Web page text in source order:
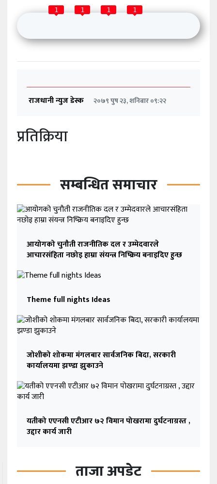
1 1 1 1
राजधानी न्युज डेस्क २०७९ पुष २३, शनिबार ०९:२२
प्रतिक्रिया
सम्बन्धित समाचार
आयोगको चुनौती राजनीतिक दल र उम्मेदवारले
आचारसंहिता नछोइ हाम्रा संयन्त्र निष्क्रिय​ बनाइदिए हुन्छ
Theme full nights Ideas
जोशीको शोकमा मंगलबार सार्वजनिक बिदा, सरकारी
कार्यालयमा झण्डा झुकाउने
यतीको एएनसी एटीआर ७२ विमान पोखरामा दुर्घटनाग्रस्त ,
उद्दार कार्य जारी
ताजा अपडेट